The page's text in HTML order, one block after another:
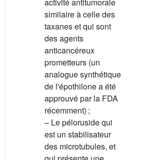
similaire à celle des
taxanes et qui sont
des agents
anticancéreux
prometteurs (un
analogue synthétique
de l'épothilone a été
approuvé par la FDA
récemment) ;
– Le péloruside qui
est un stabilisateur
des microtubules, et